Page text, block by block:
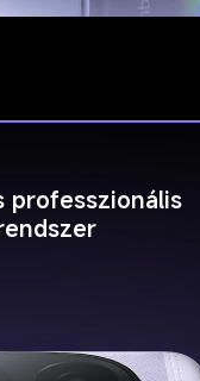
professzionális